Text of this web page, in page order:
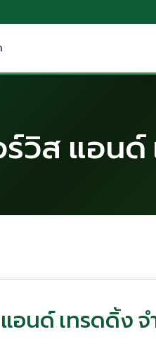
วิส แอน
อนด์ เทรดดิ้ง